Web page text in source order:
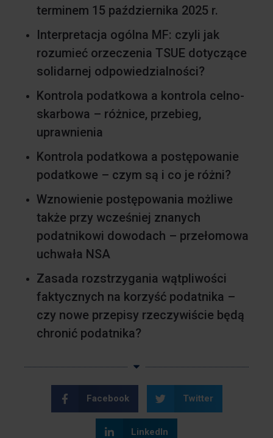
terminem 15 października 2025 r.
Interpretacja ogólna MF: czyli jak
rozumieć orzeczenia TSUE dotyczące
solidarnej odpowiedzialności?
Kontrola podatkowa a kontrola celno-
skarbowa – różnice, przebieg,
uprawnienia
Kontrola podatkowa a postępowanie
podatkowe – czym są i co je różni?
Wznowienie postępowania możliwe
także przy wcześniej znanych
podatnikowi dowodach – przełomowa
uchwała NSA
Zasada rozstrzygania wątpliwości
faktycznych na korzyść podatnika –
czy nowe przepisy rzeczywiście będą
chronić podatnika?
Facebook Twitter
LinkedIn